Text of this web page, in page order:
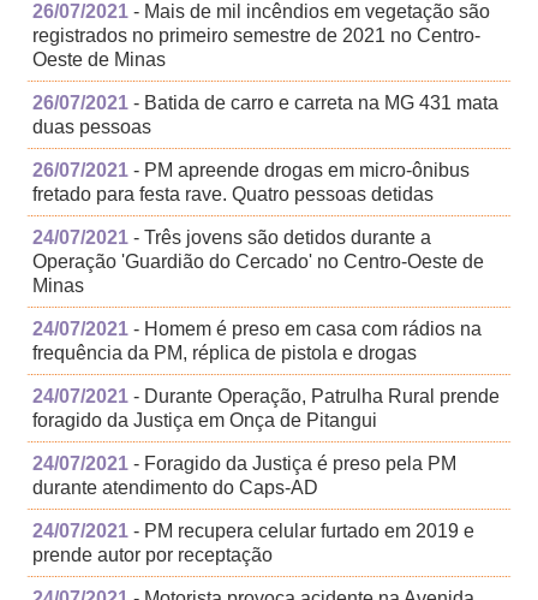
26/07/2021 - Mais de mil incêndios em vegetação são
registrados no primeiro semestre de 2021 no Centro-
Oeste de Minas
26/07/2021 - Batida de carro e carreta na MG 431 mata
duas pessoas
26/07/2021 - PM apreende drogas em micro-ônibus
fretado para festa rave. Quatro pessoas detidas
24/07/2021 - Três jovens são detidos durante a
Operação 'Guardião do Cercado' no Centro-Oeste de
Minas
24/07/2021 - Homem é preso em casa com rádios na
frequência da PM, réplica de pistola e drogas
24/07/2021 - Durante Operação, Patrulha Rural prende
foragido da Justiça em Onça de Pitangui
24/07/2021 - Foragido da Justiça é preso pela PM
durante atendimento do Caps-AD
24/07/2021 - PM recupera celular furtado em 2019 e
prende autor por receptação